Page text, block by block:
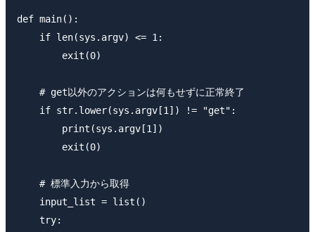
def main():
    if len(sys.argv) <= 1:
        exit(0)
    # get以外のアクションは何もせずに正常終了
    if str.lower(sys.argv[1]) != "get":
        print(sys.argv[1])
        exit(0)
    # 標準入力から取得
    input_list = list()
    try: